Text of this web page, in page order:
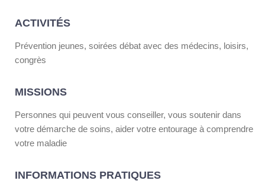
ACTIVITÉS
Prévention jeunes, soirées débat avec des médecins, loisirs,
congrès
MISSIONS
Personnes qui peuvent vous conseiller, vous soutenir dans
votre démarche de soins, aider votre entourage à comprendre
votre maladie
INFORMATIONS PRATIQUES